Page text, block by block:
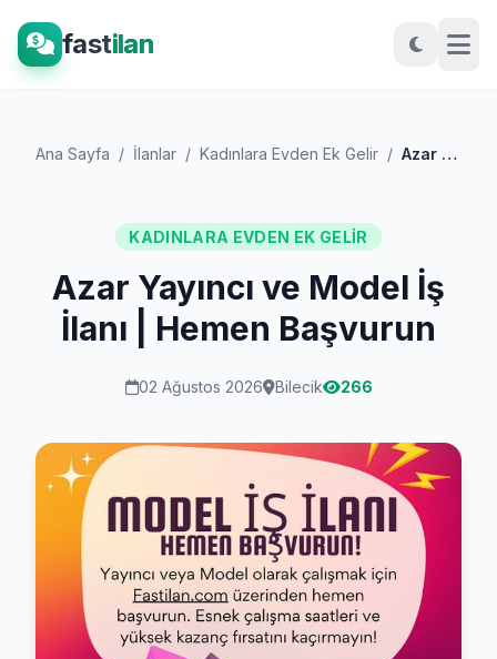
fastilan
Ana Sayfa / İlanlar / Kadınlara Evden Ek Gelir / Azar Yayıncı ve Model İş İlanı | Hemen B...
KADINLARA EVDEN EK GELIR
Azar Yayıncı ve Model İş
İlanı | Hemen Başvurun
02 Ağustos 2026 Bilecik 266